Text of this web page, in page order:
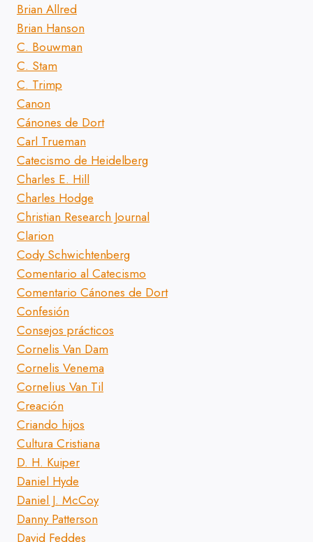
Brian Allred
Brian Hanson
C. Bouwman
C. Stam
C. Trimp
Canon
Cánones de Dort
Carl Trueman
Catecismo de Heidelberg
Charles E. Hill
Charles Hodge
Christian Research Journal
Clarion
Cody Schwichtenberg
Comentario al Catecismo
Comentario Cánones de Dort
Confesión
Consejos prácticos
Cornelis Van Dam
Cornelis Venema
Cornelius Van Til
Creación
Criando hijos
Cultura Cristiana
D. H. Kuiper
Daniel Hyde
Daniel J. McCoy
Danny Patterson
David Feddes